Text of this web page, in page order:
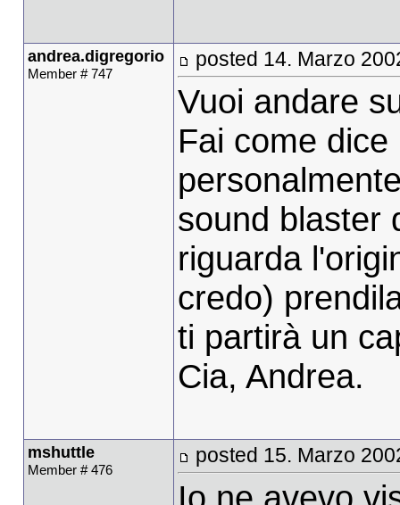
andrea.digregorio
Member # 747
posted 14. Marzo
Vuoi andare
Fai come
sound blaster
riguarda
credo)
ti partirà un
Cia, Andrea.
mshuttle
Member # 476
posted 15. Marzo
Io ne avevo